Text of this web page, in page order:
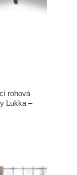
rohová
Lukka –